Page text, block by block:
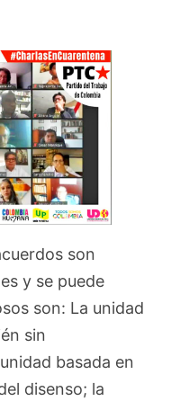
son
y se puede
son: La unidad
sin
basada en
disenso; la